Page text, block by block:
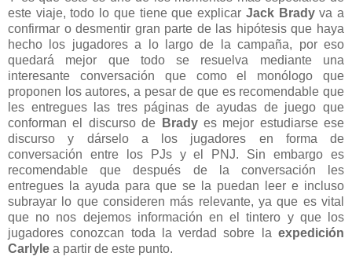
este viaje, todo lo que tiene que explicar Jack Bradyva a
confirmar o desmentir gran parte de las hipótesis que haya
hecho los jugadores a lo largo de la campaña, por eso
quedará mejor que todo se resuelva mediante una
interesante conversación que como el monólogo que
proponen los autores, a pesar de que es recomendable que
les entregues las tres páginas de ayudas de juego que
conforman el discurso de
Bradyes mejor estudiarse ese
discurso y dárselo a los jugadores en forma de
conversación entre los PJs y el PNJ. Sin embargo es
recomendable que después de la conversación les
entregues la ayuda para que se la puedan leer e incluso
subrayar lo que consideren más relevante, ya que es vital
que no nos dejemos información en el tintero y que los
jugadores conozcan toda la verdad sobre la expedición
Carlyle a partir de este punto.